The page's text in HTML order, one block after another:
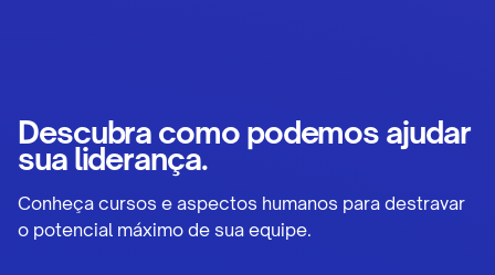
Descubra como podemos ajudar
sua liderança.
Conheça cursos e aspectos humanos para destravar
o potencial máximo de sua equipe.